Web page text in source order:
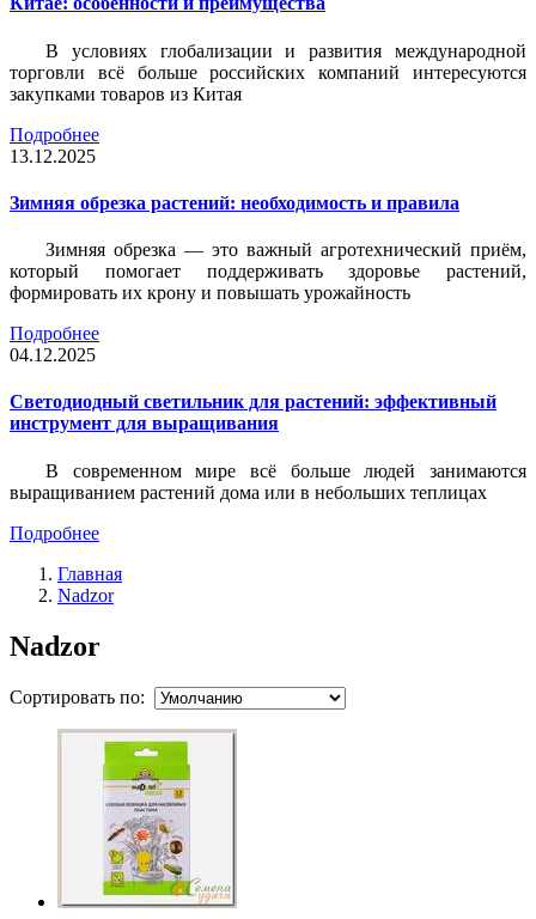
В условиях глобализации и развития международной
торговли всё больше российских компаний интересуются
закупками товаров из Китая
Подробнее
13.12.2025
Зимняя обрезка растений: необходимость и правила
Зимняя обрезка — это важный агротехнический приём,
который помогает поддерживать здоровье растений,
формировать их крону и повышать урожайность
Подробнее
04.12.2025
Светодиодный светильник для растений: эффективный
инструмент для выращивания
В современном мире всё больше людей занимаются
выращиванием растений дома или в небольших теплицах
Подробнее
Главная
Nadzor
Nadzor
Сортировать по: